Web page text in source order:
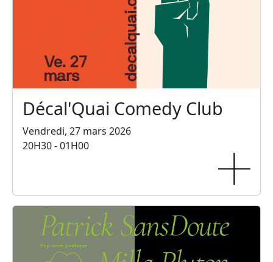
Décal'Quai Comedy Club
Vendredi, 27 mars 2026
20H30 - 01H00